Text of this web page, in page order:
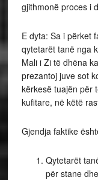
gjithmonë proces i
E dyta: Sa i përket
qytetarët tanë nga
Mali i Zi të dhëna
prezantoj juve sot
kërkesë tuajën për
kufitare, në këtë
Gjendja faktike
Qytetarët
për stane